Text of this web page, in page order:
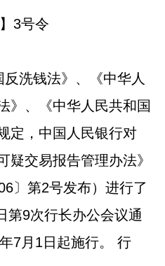
3号令
洗钱法》、《中华人
》、《中华人民共和国
定，中国人民银行对
疑交易报告管理办法》
〕第2号发布）进行了
第9次行长办公会议通
7月1日起施行。 行